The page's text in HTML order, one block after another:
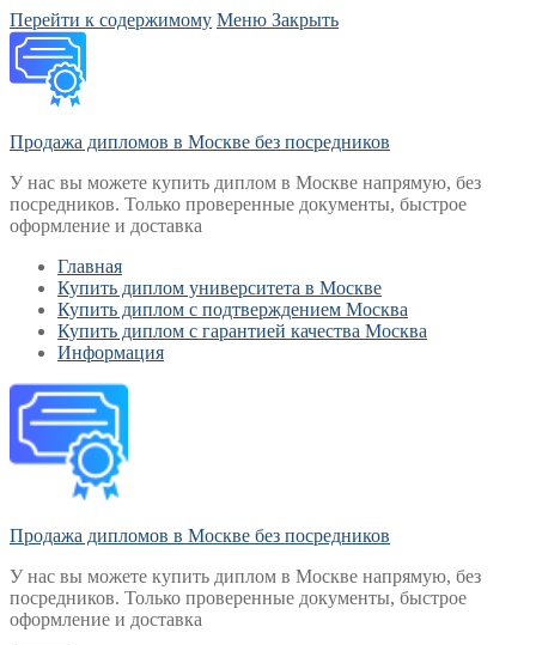
Перейти к содержимому Меню Закрыть
Продажа дипломов в Москве без посредников
У нас вы можете купить диплом в Москве напрямую, без
посредников. Только проверенные документы, быстрое
оформление и доставка
Главная
Купить диплом университета в Москве
Купить диплом с подтверждением Москва
Купить диплом с гарантией качества Москва
Информация
Продажа дипломов в Москве без посредников
У нас вы можете купить диплом в Москве напрямую, без
посредников. Только проверенные документы, быстрое
оформление и доставка